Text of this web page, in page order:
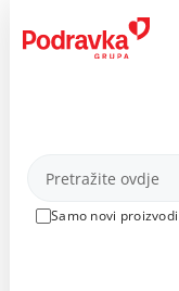
content
Samo novi proizvodi